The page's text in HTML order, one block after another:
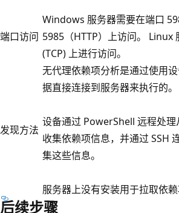
端口访问
Windows 服务器需要在端口
5985（HTTP）上访问。 Linux
(TCP) 上进行访问。
发现方法
无代理依赖项分析是通过使用
据直接连接到服务器来执行的。
设备通过 PowerShell 远程处
收集依赖项信息，并通过 SSH
集这些信息。
服务器上没有安装用于拉取依赖
后续步骤